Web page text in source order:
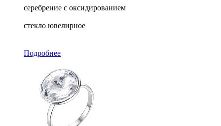
серебрение с оксидированием
стекло ювелирное
Подробнее